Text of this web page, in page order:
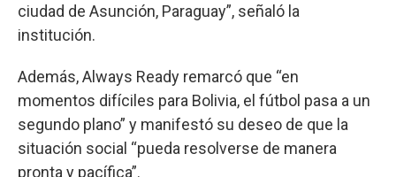
ciudad de Asunción, Paraguay”, señaló la
institución.
Además, Always Ready remarcó que “en
momentos difíciles para Bolivia, el fútbol pasa a un
segundo plano” y manifestó su deseo de que la
situación social “pueda resolverse de manera
pronta y pacífica”.